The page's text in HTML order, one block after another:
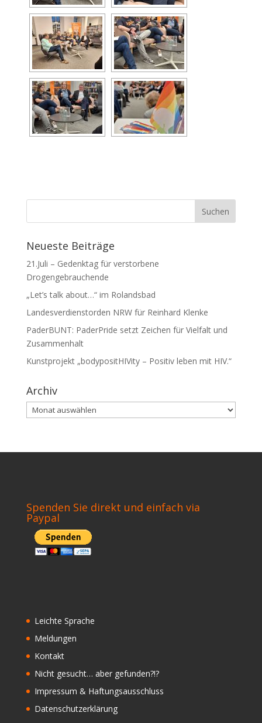
Neueste Beiträge
21.Juli – Gedenktag für verstorbene
Drogengebrauchende
„Let’s talk about…“ im Rolandsbad
Landesverdienstorden NRW für Reinhard Klenke
PaderBUNT: PaderPride setzt Zeichen für Vielfalt und
Zusammenhalt
Kunstprojekt „bodypositHIVity – Positiv leben mit HIV.“
Archiv
Archiv
Spenden Sie direkt und einfach via
Paypal
Leichte Sprache
Meldungen
Kontakt
Nicht gesucht… aber gefunden?!?
Impressum & Haftungsausschluss
Datenschutzerklärung